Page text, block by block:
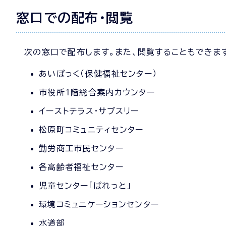
窓口での配布・閲覧
次の窓口で配布します。また、閲覧することもできま
あいぽっく（保健福祉センター）
市役所1階総合案内カウンター
イーストテラス・サブスリー
松原町コミュニティセンター
勤労商工市民センター
各高齢者福祉センター
児童センター「ぱれっと」
環境コミュニケーションセンター
水道部